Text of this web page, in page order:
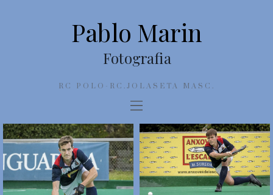
Pablo Marin
Fotografia
RC POLO-RC.JOLASETA MASC.